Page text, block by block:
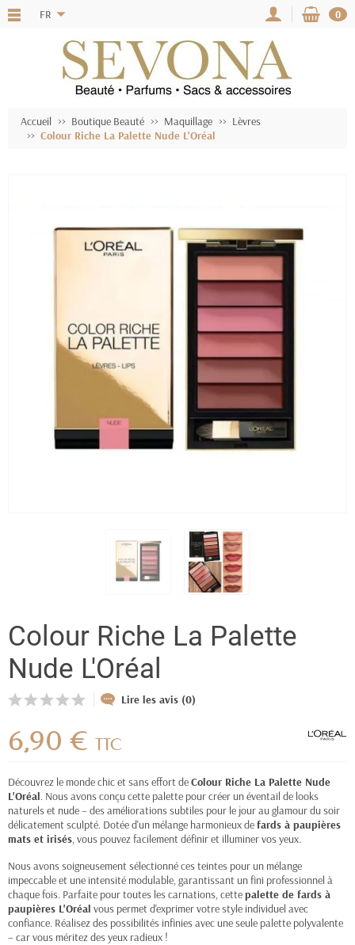
FR 0
Accueil Boutique Beauté Maquillage
Lèvres
Colour Riche La Palette Nude L'Oréal
Colour Riche La Palette
Nude L'Oréal
Lire les avis (0)
6,90 € TTC
Découvrez le monde chic et sans effort deColour Riche La Palette Nude
L'Oréal. Nous avons conçu cette palette pour créer un éventail de looks
naturels et nude – des améliorations subtiles pour le jour au glamour du soir
délicatement sculpté. Dotée d'un mélange harmonieux defards à paupières
mats et irisés, vous pouvez facilement définir et illuminer vos yeux.
Nous avons soigneusement sélectionné ces teintes pour un mélange
impeccable et une intensité modulable, garantissant un fini professionnel à
chaque fois. Parfaite pour toutes les carnations, cettepalette de fards à
paupières L'Oréal vous permet d'exprimer votre style individuel avec
confiance. Réalisez des possibilités infinies avec une seule palette polyvalente
– car vous méritez des yeux radieux !